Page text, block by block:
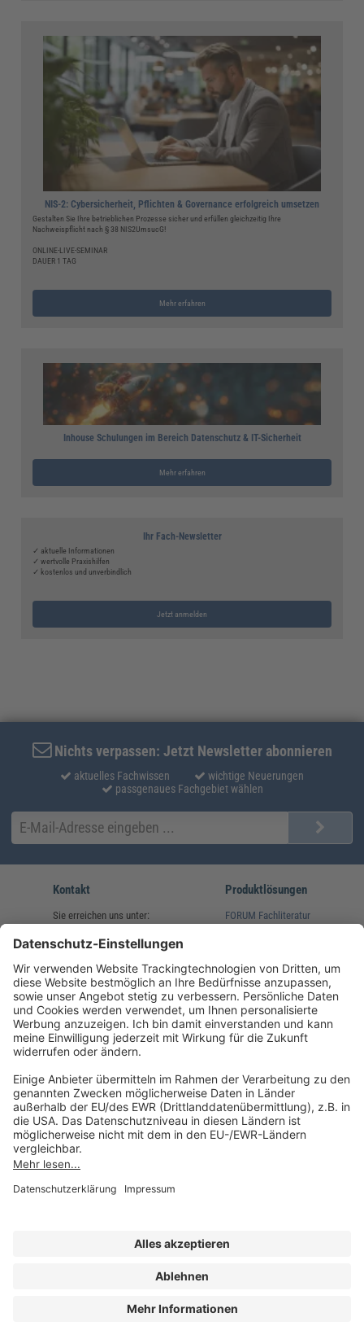
NIS-2: Cybersicherheit, Pflichten & Governance erfolgreich umsetzen
Gestalten Sie Ihre betrieblichen Prozesse sicher und erfüllen gleichzeitig Ihre
Nachweispflicht nach § 38 NIS2UmsucG!
ONLINE-LIVE-SEMINAR
DAUER 1 TAG
Mehr erfahren
Inhouse Schulungen im Bereich Datenschutz & IT-Sicherheit
Mehr erfahren
Ihr Fach-Newsletter
✓ aktuelle Informationen
✓ wertvolle Praxishilfen
✓ kostenlos und unverbindlich
Jetzt anmelden
Nichts verpassen: Jetzt Newsletter abonnieren
aktuelles Fachwissen
wichtige Neuerungen
passgenaues Fachgebiet wählen
Kontakt
Sie erreichen uns unter:
(08233) 38 11 23
service@forum-verlag.com
Mo-Do 07:30 - 17:00 Uhr
Fr 07:30 - 15:00 Uhr
Produktlösungen
FORUM Fachliteratur
Folgen Sie uns
Impressum
Datenschutz
AGB und Lizenzbedingungen
Erklärung zur Barrierefreiheit
A FORUM MEDIA GROUP COMPANY